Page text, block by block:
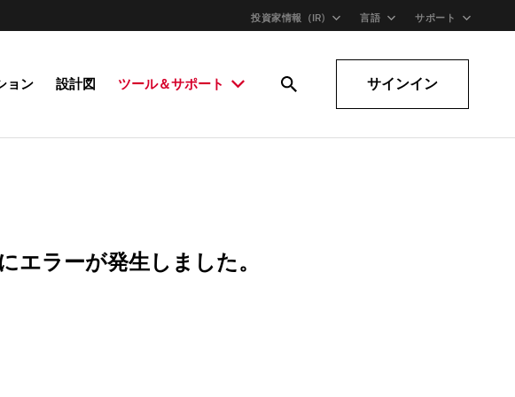
投資家情報（IR) 言語 サポート
ョン 設計図 ツール＆サポート サインイン
エラーが発生しました。